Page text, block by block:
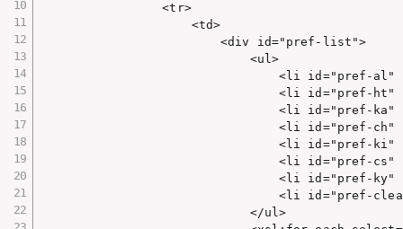
<tr>
<td>
<div id="pref-list">
<ul>
<li id="pref-al"
<li id="pref-ht"
<li id="pref-ka"
<li id="pref-ch"
<li id="pref-ki"
<li id="pref-cs"
<li id="pref-ky"
<li id="pref-clear"
</ul>